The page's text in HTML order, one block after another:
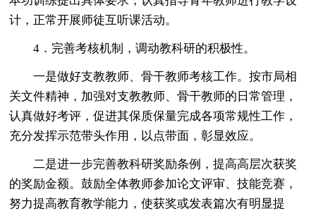
计，正常开展师徒互听课活动。
4．完善考核机制，调动教科研的积极性。
一是做好支教教师、骨干教师考核工作。按市局相
关文件精神，加强对支教教师、骨干教师的日常管理，
认真做好考评，促进其保质保量完成各项常规性工作，
充分发挥示范带头作用，以点带面，彰显效应。
二是进一步完善教科研奖励条例，提高高层次获奖
的奖励金额。鼓励全体教师参加论文评审、技能竞赛，
努力提高教育教学能力，使获奖或发表篇次有明显提